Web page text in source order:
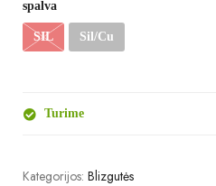
spalva
SIL Sil/Cu
Turime
Kategorijos: Blizgutės